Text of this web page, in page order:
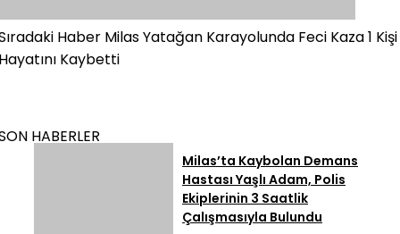
Haber Milas Yatağan Karayolunda Feci Kaza 1 Kişi
Kaybetti
HABERLER
Milas’ta Kaybolan Demans
Hastası Yaşlı Adam, Polis
Ekiplerinin 3 Saatlik
Çalışmasıyla Bulundu